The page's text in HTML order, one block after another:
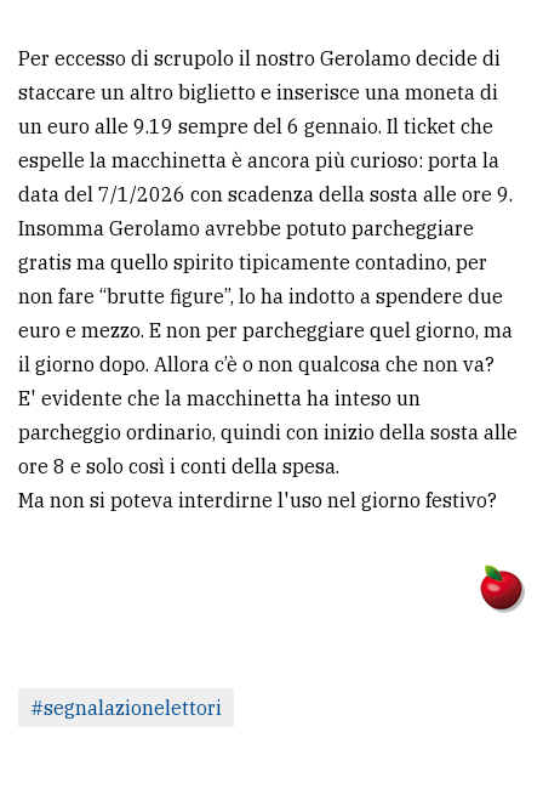
Per eccesso di scrupolo il nostro Gerolamo decide di
staccare un altro biglietto e inserisce una moneta di
un euro alle 9.19 sempre del 6 gennaio. Il ticket che
espelle la macchinetta è ancora più curioso: porta la
data del 7/1/2026 con scadenza della sosta alle ore 9.
Insomma Gerolamo avrebbe potuto parcheggiare
gratis ma quello spirito tipicamente contadino, per
non fare “brutte figure”, lo ha indotto a spendere due
euro e mezzo. E non per parcheggiare quel giorno, ma
il giorno dopo. Allora c’è o non qualcosa che non va?
E' evidente che la macchinetta ha inteso un
parcheggio ordinario, quindi con inizio della sosta alle
ore 8 e solo così i conti della spesa.
Ma non si poteva interdirne l'uso nel giorno festivo?
#segnalazionelettori